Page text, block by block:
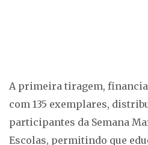
A primeira tiragem,
com 135 exemplares,
participantes da Semana
Escolas, permitindo que